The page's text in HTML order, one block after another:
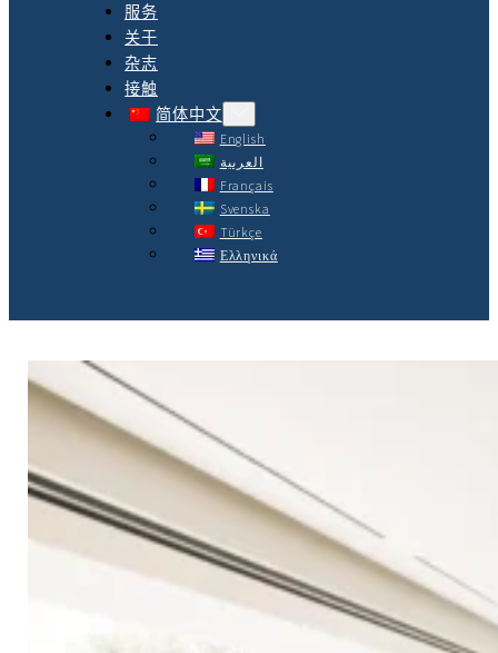
服务
关于
杂志
接触
简体中文
English
العربية
Français
Svenska
Türkçe
Ελληνικά